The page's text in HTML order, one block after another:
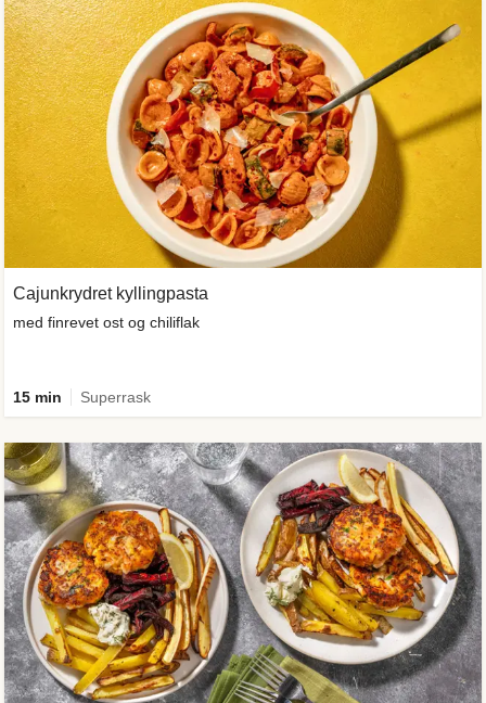
Cajunkrydret kyllingpasta
med finrevet ost og chiliflak
15 min Superrask